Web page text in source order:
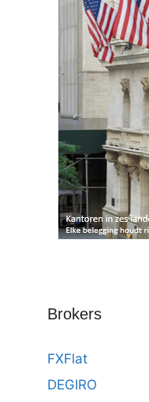
Brokers
FXFlat
DEGIRO